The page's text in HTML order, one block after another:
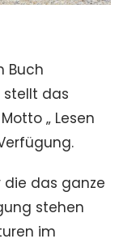
Buch
stellt das
„ Lesen
die das ganze
stehen
im